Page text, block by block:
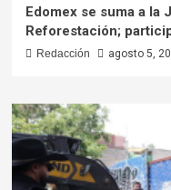
Edomex se suma a la
Reforestación;
Redacción agosto 5,